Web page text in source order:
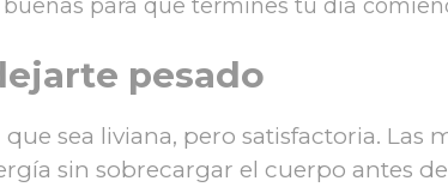
para que termines tu día
pesado
sea liviana, pero satisfactoria. Las
sin sobrecargar el cuerpo antes